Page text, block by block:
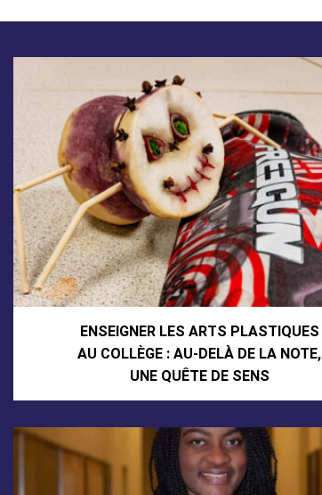
ENSEIGNER LES ARTS PLASTIQUES
AU COLLÈGE : AU-DELÀ DE LA NOTE,
UNE QUÊTE DE SENS